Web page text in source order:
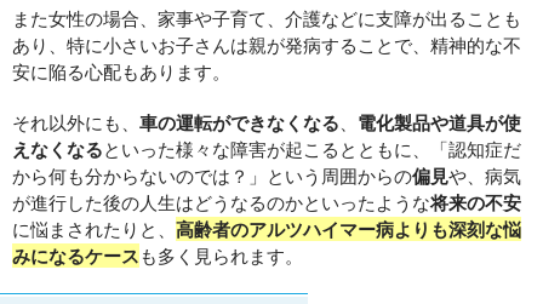
また女性の場合、家事や子育て、介護などに支障が出ることも
あり、特に小さいお子さんは親が発病することで、精神的な不
安に陥る心配もあります。
それ以外にも、 車の運転ができなくなる、 電化製品や道具が使
えなくなるといった様々な障害が起こるとともに、「認知症だ
から何も分からないのでは？」という周囲からの偏見や、病気
が進行した後の人生はどうなるのかといったような将来の不安
に悩まされたりと、 高齢者のアルツハイマー病よりも深刻な悩
みになるケース も多く見られます。